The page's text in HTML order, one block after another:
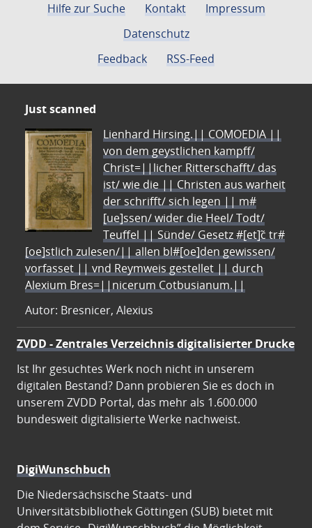
Hilfe zur Suche Kontakt
Impressum
Datenschutz
Feedback
RSS-Feed
Just scanned
Lienhard Hirsing.|| COMOEDIA ||
von dem geystlichen kampff/
Christ=||licher Ritterschafft/ das
ist/ wie die || Christen aus warheit
der schrifft/ sich legen || m#
[ue]ssen/ wider die Heel/ Todt/
Teuffel || Sünde/ Gesetz #[et]c̃ tr#
[oe]stlich zulesen/|| allen bl#[oe]den gewissen/
vorfasset || vnd Reymweis gestellet || durch
Alexium Bres=||nicerum Cotbusianum.||
Autor: Bresnicer, Alexius
ZVDD - Zentrales Verzeichnis digitalisierter Drucke
Ist Ihr gesuchtes Werk noch nicht in unserem
digitalen Bestand? Dann probieren Sie es doch in
unserem ZVDD Portal, das mehr als 1.600.000
bundesweit digitalisierte Werke nachweist.
DigiWunschbuch
Die Niedersächsische Staats- und
Universitätsbibliothek Göttingen (SUB) bietet mit